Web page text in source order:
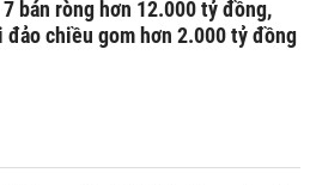
bán ròng hơn 12.000 tỷ đồng,
đảo chiều gom hơn 2.000 tỷ đồng